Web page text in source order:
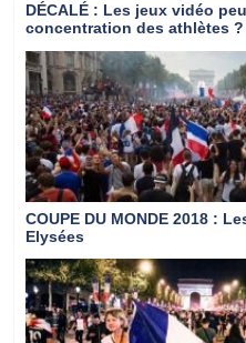
DÉCALÉ : Les jeux vidéo
concentration des athlètes ?
COUPE DU MONDE 2018 :
Elysées